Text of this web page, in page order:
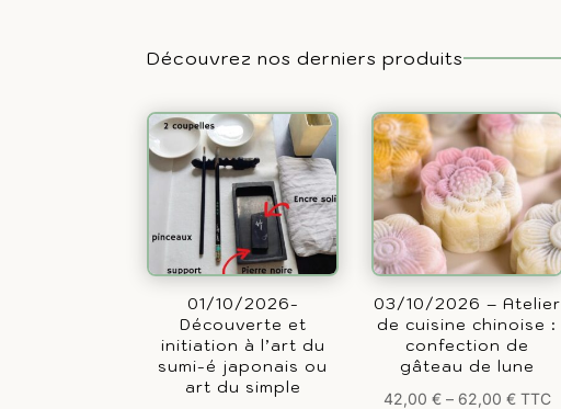
Découvrez nos derniers produits
01/10/2026-
Découverte et
initiation à l’art du
sumi-é japonais ou
art du simple
03/10/2026 – Atelier
de cuisine chinoise :
confection de
gâteau de lune
42,00 €– 62,00 € TTC